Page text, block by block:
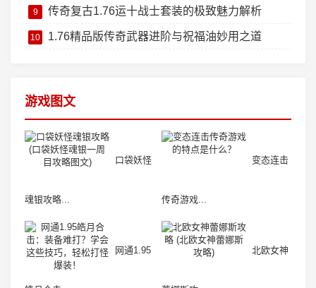
9 传奇复古1.76运十战士套装的极致魅力解析
10 1.76精品版传奇武器进阶与祝福油妙用之道
游戏图文
口袋妖怪
魂银攻略...
变态连击
传奇游戏...
网通1.95 北欧女神